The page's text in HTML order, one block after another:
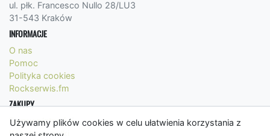
Używamy plików cookies w celu ułatwienia korzystania z
ul. płk. Francesco Nullo 28/LU3
31-543 Kraków
INFORMACJE
O nas
Pomoc
Polityka cookies
Rockserwis.fm
ZAKUPY
Formy płatności
Koszty wysyłki